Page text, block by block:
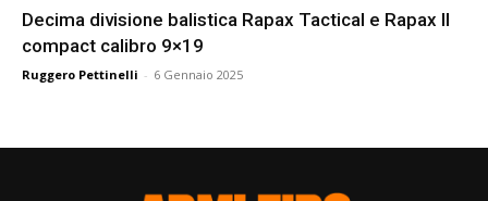
Decima divisione balistica Rapax Tactical e Rapax II
compact calibro 9×19
Ruggero Pettinelli - 6 Gennaio 2025